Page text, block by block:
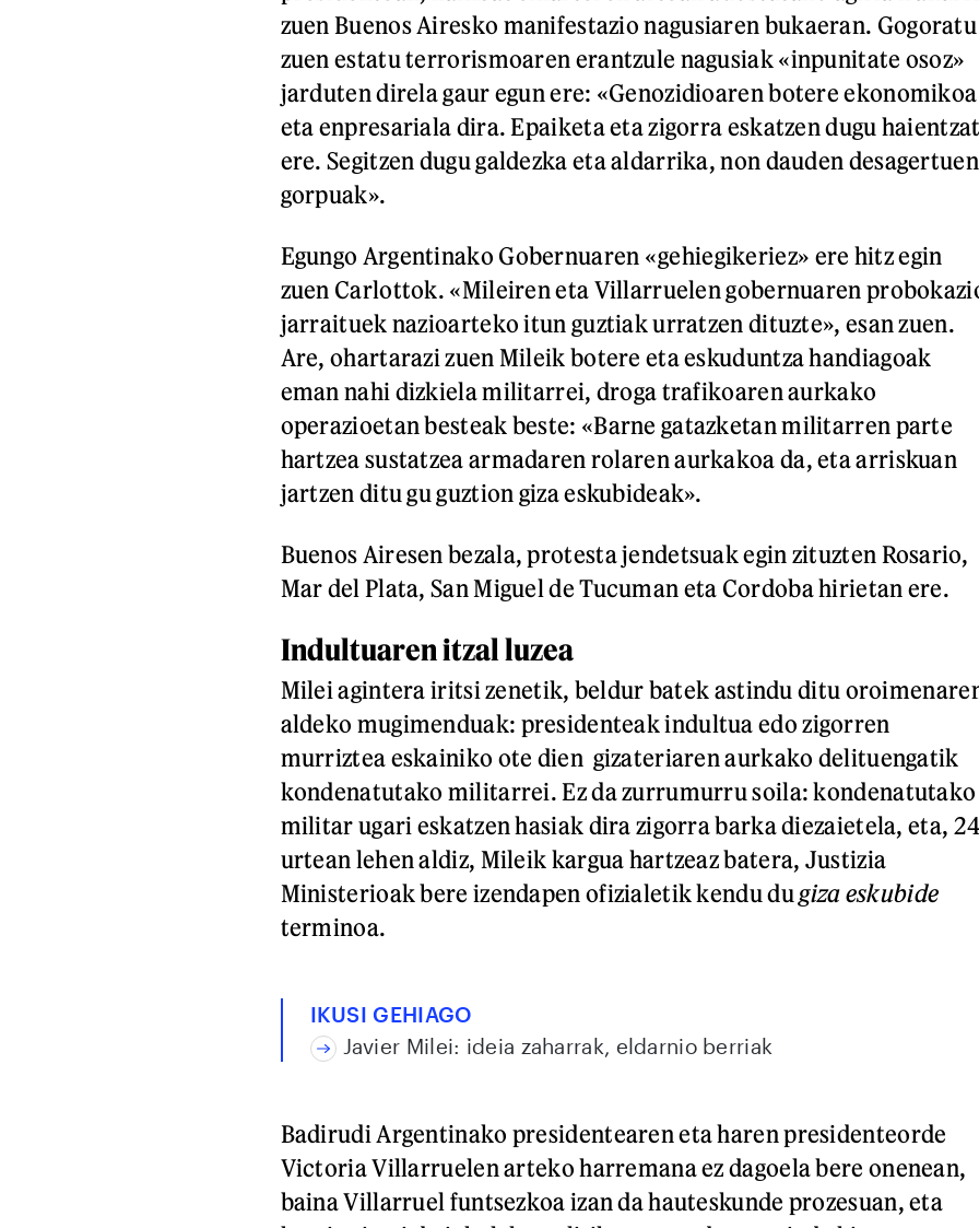
zuen Buenos Airesko manifestazio nagusiaren bukaeran. Gogoratu
zuen estatu terrorismoaren erantzule nagusiak «inpunitate osoz»
jarduten direla gaur egun ere: «Genozidioaren botere ekonomikoa
eta enpresariala dira. Epaiketa eta zigorra eskatzen dugu
ere. Segitzen dugu galdezka eta aldarrika, non dauden desagertuen
gorpuak».
Egungo Argentinako Gobernuaren «gehiegikeriez» ere hitz egin
zuen Carlottok. «Mileiren eta Villarruelen gobernuaren
jarraituek nazioarteko itun guztiak urratzen dituzte», esan zuen.
Are, ohartarazi zuen Mileik botere eta eskuduntza handiagoak
eman nahi dizkiela militarrei, droga trafikoaren aurkako
operazioetan besteak beste: «Barne gatazketan militarren parte
hartzea sustatzea armadaren rolaren aurkakoa da, eta arriskuan
jartzen ditu gu guztion giza eskubideak».
Buenos Airesen bezala, protesta jendetsuak egin zituzten Rosario,
Mar del Plata, San Miguel de Tucuman eta Cordoba hirietan ere.
Indultuaren itzal luzea
Milei agintera iritsi zenetik, beldur batek astindu ditu
aldeko mugimenduak: presidenteak indultua edo zigorren
murriztea eskainiko ote dien gizateriaren aurkako delituengatik
kondenatutako militarrei. Ez da zurrumurru soila: kondenatutako
militar ugari eskatzen hasiak dira zigorra barka diezaietela, eta,
urtean lehen aldiz, Mileik kargua hartzeaz batera, Justizia
Ministerioak bere izendapen ofizialetik kendu dugiza eskubide
terminoa.
IKUSI GEHIAGO
Javier Milei: ideia zaharrak, eldarnio berriak
Badirudi Argentinako presidentearen eta haren presidenteorde
Victoria Villarruelen arteko harremana ez dagoela bere onenean,
baina Villarruel funtsezkoa izan da hauteskunde prozesuan, eta